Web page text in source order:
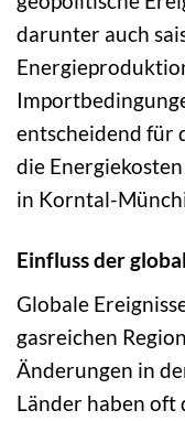
darunter auch
entscheidend für
die
in Korntal-
Einfluss der
Globale
gasreichen
Änderungen in
Länder haben